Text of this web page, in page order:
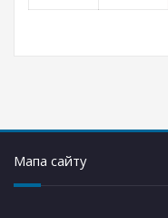
Мапа сайту